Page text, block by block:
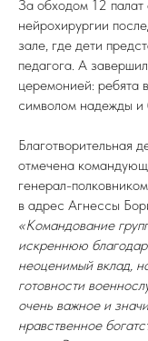
За обходом 12 палат
нейрохирургии
зале, где дети
педагога. А
церемонией: ребята
символом надежды и
Благотворительная
отмечена
генерал-полковником
в адрес Агнессы
«Командование
искреннюю
неоценимый вклад,
готовности
очень важное и
нравственное